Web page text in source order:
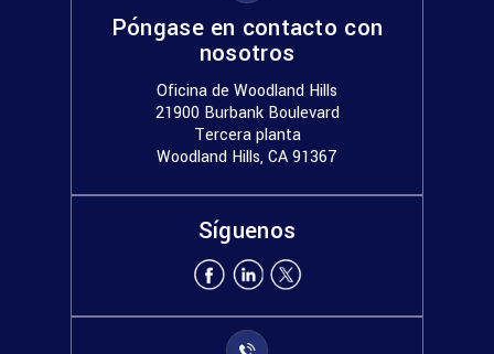
Póngase en contacto con
nosotros
Oficina de Woodland Hills
21900 Burbank Boulevard
Tercera planta
Woodland Hills, CA 91367
Síguenos